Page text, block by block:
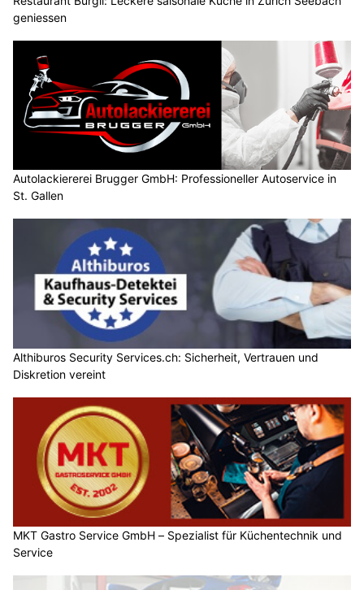
geniessen
Autolackiererei Brugger GmbH: Professioneller Autoservice in
St. Gallen
Althiburos Security Services.ch: Sicherheit, Vertrauen und
Diskretion vereint
MKT Gastro Service GmbH – Spezialist für Küchentechnik und
Service